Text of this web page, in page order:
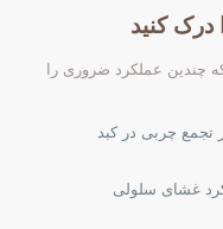
چندین عملکرد ضروری را
تجمع چربی در کبد
غشای سلولی